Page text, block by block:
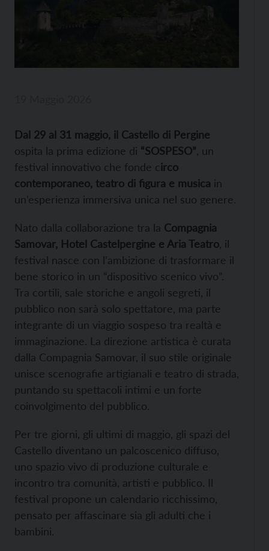
Dal 29 al 31 maggio, il Castello di Pergine
ospita la prima edizione di “SOSPESO” , un
festival innovativo che fonde circo
contemporaneo, teatro di figura e musica in
un’esperienza immersiva unica nel suo genere.
Nato dalla collaborazione tra la Compagnia
Samovar, Hotel Castelpergine e Aria Teatro , il
festival nasce con l’ambizione di trasformare il
bene storico in un “dispositivo scenico vivo”.
Tra cortili, sale storiche e angoli segreti, il
pubblico non sarà solo spettatore, ma parte
integrante di un viaggio sospeso tra realtà e
immaginazione. La direzione artistica è curata
dalla Compagnia Samovar, il suo stile originale
unisce scenografie artigianali e teatro di strada,
puntando su spettacoli intimi e un forte
coinvolgimento del pubblico.
Per tre giorni, gli ultimi di maggio, gli spazi del
Castello diventano un palcoscenico diffuso,
uno spazio vivo di produzione culturale e
incontro tra comunità, artisti e pubblico. Il
festival propone un calendario ricchissimo,
pensato per affascinare sia gli adulti che i
bambini.